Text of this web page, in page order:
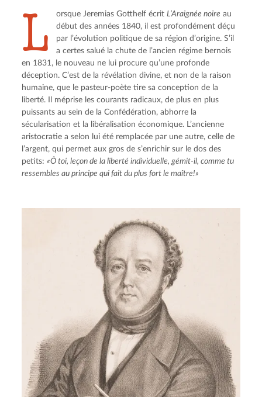
L orsque Jeremias Gotthelf écrit L’Araignée noire au
début des années 1840, il est profondément déçu
par l’évolution politique de sa région d’origine. S’il
a certes salué la chute de l’ancien régime bernois
en 1831, le nouveau ne lui procure qu’une profonde
déception. C’est de la révélation divine, et non de la raison
humaine, que le pasteur-poète tire sa conception de la
liberté. Il méprise les courants radicaux, de plus en plus
puissants au sein de la Confédération, abhorre la
sécularisation et la libéralisation économique. L’ancienne
aristocratie a selon lui été remplacée par une autre, celle de
l’argent, qui permet aux gros de s’enrichir sur le dos des
petits: «Ô toi, leçon de la liberté individuelle, gémit-il, comme tu
ressembles au principe qui fait du plus fort le maître!»